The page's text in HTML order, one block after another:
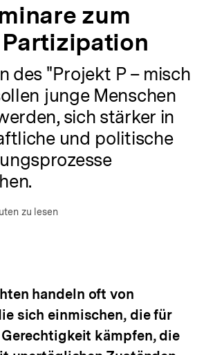
zum
des "Projekt P – misch
junge Menschen
sich stärker in
und politische
zu lesen
handeln oft von
sich einmischen, die für
kämpfen, die